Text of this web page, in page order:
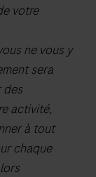
votre
ne vous y
sera
des
activité,
à tout
chaque